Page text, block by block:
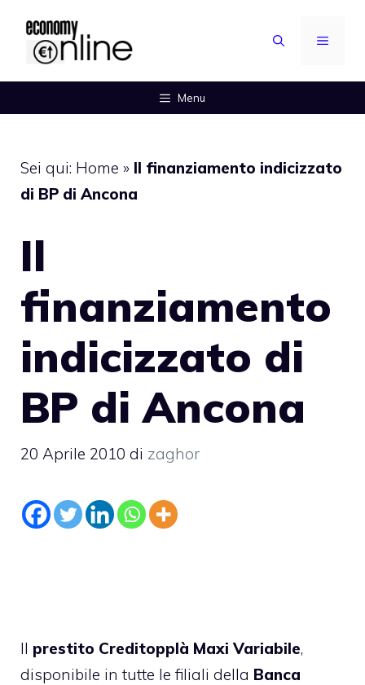
contenuto
MENU
Menu
Sei qui: Home » Il finanziamento indicizzato
di BP di Ancona
Il
finanziamento
indicizzato di
BP di Ancona
20 Aprile 2010 di zaghor
Il prestito Creditopplà Maxi Variabile,
disponibile in tutte le filiali della Banca